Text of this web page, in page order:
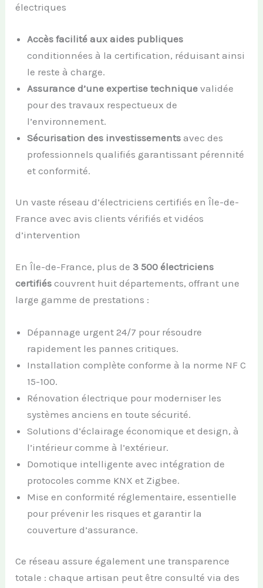
électriques
Accès facilité aux aides publiques
conditionnées à la certification, réduisant ainsi
le reste à charge.
Assurance d’une expertise technique validée
pour des travaux respectueux de
l’environnement.
Sécurisation des investissements avec des
professionnels qualifiés garantissant pérennité
et conformité.
Un vaste réseau d’électriciens certifiés en Île-de-
France avec avis clients vérifiés et vidéos
d’intervention
En Île-de-France, plus de3 500 électriciens
certifiés couvrent huit départements, offrant une
large gamme de prestations :
Dépannage urgent 24/7 pour résoudre
rapidement les pannes critiques.
Installation complète conforme à la norme NF C
15-100.
Rénovation électrique pour moderniser les
systèmes anciens en toute sécurité.
Solutions d’éclairage économique et design, à
l’intérieur comme à l’extérieur.
Domotique intelligente avec intégration de
protocoles comme KNX et Zigbee.
Mise en conformité réglementaire, essentielle
pour prévenir les risques et garantir la
couverture d’assurance.
Ce réseau assure également une transparence
totale : chaque artisan peut être consulté via des